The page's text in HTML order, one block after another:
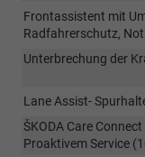
Frontassistent mit
Radfahrerschutz,
Unterbrechung der
Lane Assist-
ŠKODA Care
Proaktivem Service